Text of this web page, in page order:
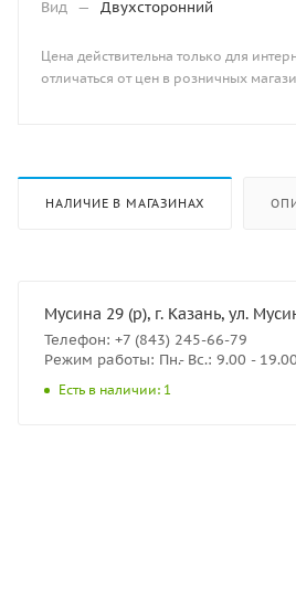
Вид — Двухсторонний
Цена действительна только для
отличаться от цен в розничных
НАЛИЧИЕ В МАГАЗИНАХ
Мусина 29 (р), г. Казань, ул.
Телефон: +7 (843) 245-66-79
Режим работы: Пн.- Вс.: 9.00 - 19.00
Есть в наличии: 1